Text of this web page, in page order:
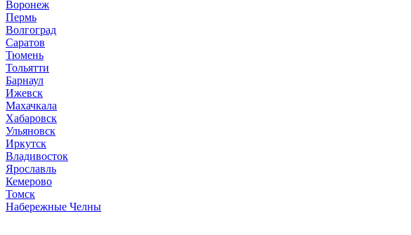
Воронеж
Пермь
Волгоград
Саратов
Тюмень
Тольятти
Барнаул
Ижевск
Махачкала
Хабаровск
Ульяновск
Иркутск
Владивосток
Ярославль
Кемерово
Томск
Набережные Челны